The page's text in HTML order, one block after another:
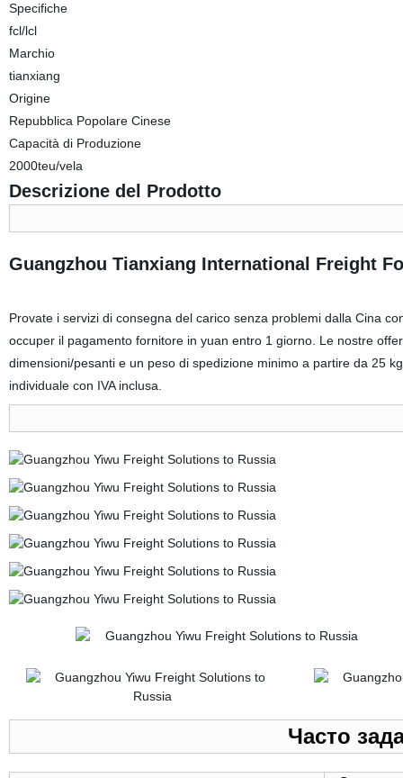
Specifiche
fcl/lcl
Marchio
tianxiang
Origine
Repubblica Popolare Cinese
Capacità di Produzione
2000teu/vela
Descrizione del Prodotto
Guangzhou Tianxiang International Freight
Provate i servizi di consegna del carico senza problemi dalla Cina
occuper il pagamento fornitore in yuan entro 1 giorno. Le nostre
dimensioni/pesanti e un peso di spedizione minimo a partire da 25
individuale con IVA inclusa.
Часто